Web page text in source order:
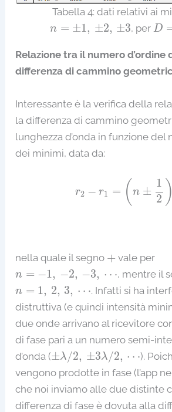
Tabella 4: dati relativi ai
n = ±1, ±2, ±3
n =±1,±2 ±3 , perD
D=
Relazione tra il numero d’ordine
differenza di cammino
Interessante è la verifica della
la differenza di cammino
lunghezza d’onda in funzione del
dei minimi, data da:
r2 − r1 = (n ±
1
2 )
(n )λ ,
nella quale il segno +
+ vale per
n = −1, −2, −3, ⋯
n =− −2 3,⋯ , mentre il
n = 1, 2, 3, ⋯
n =1, 2 ,⋯
. Infatti si ha
distruttiva (e quindi intensità
due onde arrivano al ricevitore
di fase pari a un numero semi-
d’onda (±λ /2, ±3λ /2, ⋯
± λ/ 2, λ/2 ,⋯
).
vengono prodotte in fase (l’app
che noi inviamo alle due distinte
differenza di fase è dovuta alla